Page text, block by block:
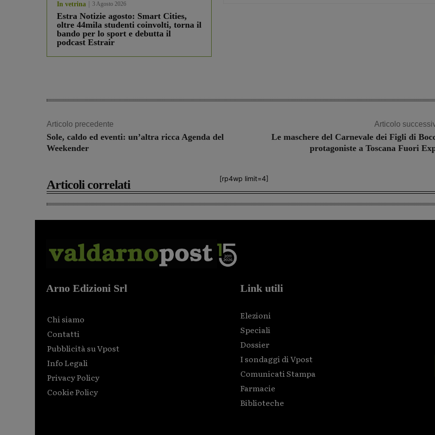
In vetrina 3 Agosto 2026
Estra Notizie agosto: Smart Cities,
oltre 44mila studenti coinvolti, torna il
bando per lo sport e debutta il
podcast Estrair
Articolo precedente
Sole, caldo ed eventi: un’altra ricca Agenda del
Weekender
Articolo
Le maschere del Carnevale dei Figli di
protagoniste a Toscana Fuori
[rp4wp limit=4]
Articoli correlati
Arno Edizioni Srl
Chi siamo
Contatti
Pubblicità su Vpost
Info Legali
Privacy Policy
Cookie Policy
Link utili
Elezioni
Speciali
Dossier
I sondaggi di Vpost
Comunicati Stampa
Farmacie
Biblioteche